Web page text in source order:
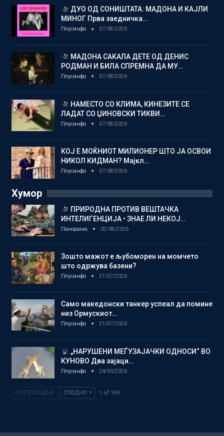
ДУО ОД СОНИШТАТА: МАДОНА И КАЈЛИ
МИНОГ Прва заедничка…
Плусинфо 07/08/2026
МАДОНА САКАЛА ДЕТЕ ОД ДЕНИС
РОДМАН И БИЛА СПРЕМНА ДА МУ…
Плусинфо 07/08/2026
НАМЕСТО СО КЛИМА, КИНЕЗИТЕ СЕ
ЛАДАТ СО ЏИНОВСКИ ТИКВИ…
Плусинфо 07/08/2026
КОЈ Е МОЌНИОТ МИЛИОНЕР ШТО ЈА ОСВОИ
НИКОЛ КИДМАН? Мајкл…
Плусинфо 07/08/2026
Хумор
ПРИРОДНА ПРОТИВ ВЕШТАЧКА
ИНТЕЛИГЕНЦИЈА • ЗНАЕ ЛИ НЕКОЈ…
Панорама 02/08/2026
Зошто мажот е љубоморен на момчето
што одржува базени?
Плусинфо 21/07/2026
Само македонски танкер успеал да помине
низ Ормускиот…
Плусинфо 21/07/2026
„НАРУШЕНИ МЕЃУЗАЈАЧКИ ОДНОСИ“ ВО
КУНОВО Два зајаци…
Плусинфо 24/05/2026
ПРЕТХОДНО СЛЕДНО 1 of 169